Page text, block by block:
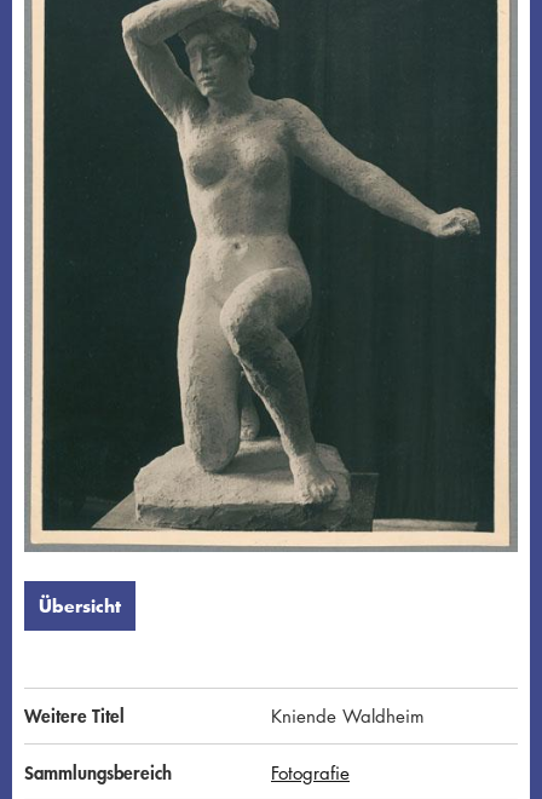
Übersicht
Weitere Titel Kniende Waldheim
Sammlungsbereich Fotografie